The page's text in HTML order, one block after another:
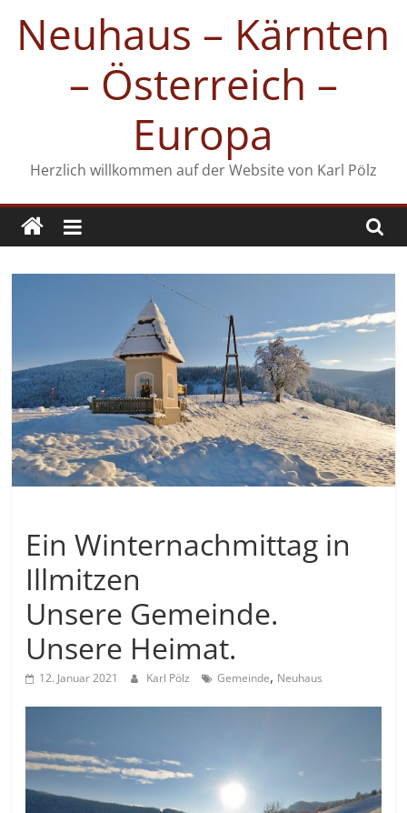
Inhalt
springen
Neuhaus – Kärnten
– Österreich –
Europa
Herzlich willkommen auf der Website von Karl Pölz
Ein Winternachmittag in
Illmitzen
Unsere Gemeinde.
Unsere Heimat.
12. Januar 2021 Karl Pölz Gemeinde, Neuhaus